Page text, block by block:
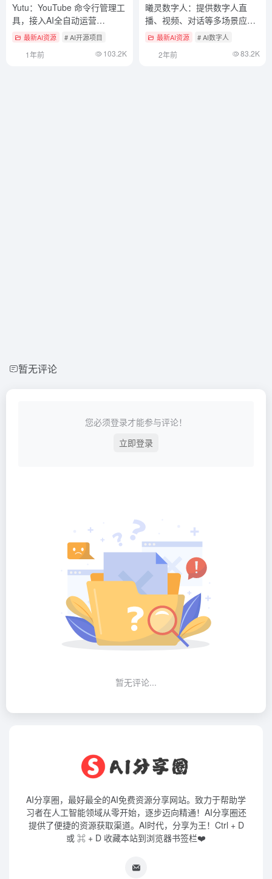
Yutu：YouTube 命令行管理工
具，接入AI全自动运营
YouTube 频道
最新AI资源 # AI开源项目
1年前 103.2K
曦灵数字人：提供数字人直
播、视频、对话等多场景应用
服务最新AI资源 # AI数字人
2年前 83.2K
暂无评论
您必须登录才能参与评论！
立即登录
暂无评论...
AI分享圈，最好最全的AI免费资源分享网站。致力于帮助学
习者在人工智能领域从零开始，逐步迈向精通！AI分享圈还
提供了便捷的资源获取渠道。AI时代，分享为王！Ctrl + D
或 ⌘ + D 收藏本站到浏览器书签栏❤️